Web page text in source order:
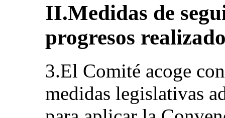
II.Medidas de
progresos
3.El Comité acoge
medidas legislativas